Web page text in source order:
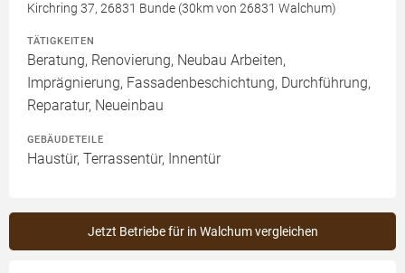
Kirchring 37, 26831 Bunde (30km von 26831 Walchum)
TÄTIGKEITEN
Beratung, Renovierung, Neubau Arbeiten,
Imprägnierung, Fassadenbeschichtung, Durchführung,
Reparatur, Neueinbau
GEBÄUDETEILE
Haustür, Terrassentür, Innentür
Jetzt Betriebe für in Walchum vergleichen